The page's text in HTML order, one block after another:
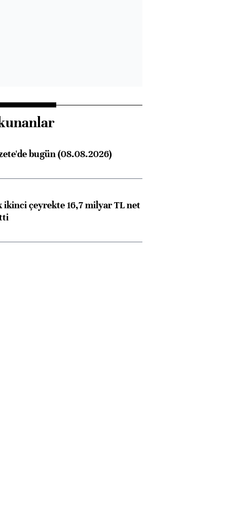
bugün (08.08.2026)
ikinci çeyrekte 16,7 milyar TL net